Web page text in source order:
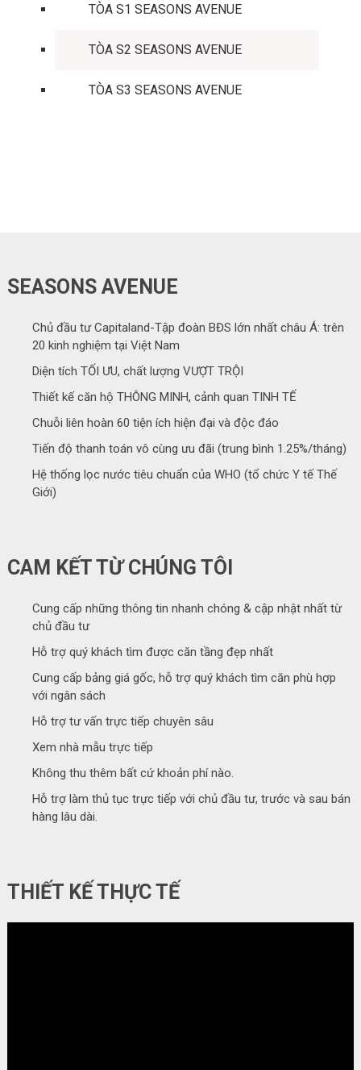
TÒA S1 SEASONS AVENUE
TÒA S2 SEASONS AVENUE
TÒA S3 SEASONS AVENUE
SEASONS AVENUE
Chủ đầu tư Capitaland-Tập đoàn BĐS lớn nhất châu Á: trên
20 kinh nghiệm tại Việt Nam
Diện tích TỐI ƯU, chất lượng VƯỢT TRỘI
Thiết kế căn hộ THÔNG MINH, cảnh quan TINH TẾ
Chuỗi liên hoàn 60 tiện ích hiện đại và độc đáo
Tiến độ thanh toán vô cùng ưu đãi (trung bình 1.25%/tháng)
Hệ thống lọc nước tiêu chuẩn của WHO (tổ chức Y tế Thế
Giới)
CAM KẾT TỪ CHÚNG TÔI
Cung cấp những thông tin nhanh chóng & cập nhật nhất từ
chủ đầu tư
Hỗ trợ quý khách tìm được căn tầng đẹp nhất
Cung cấp bảng giá gốc, hỗ trợ quý khách tìm căn phù hợp
với ngân sách
Hỗ trợ tư vấn trực tiếp chuyên sâu
Xem nhà mẫu trực tiếp
Không thu thêm bất cứ khoản phí nào.
Hỗ trợ làm thủ tục trực tiếp với chủ đầu tư, trước và sau bán
hàng lâu dài.
THIẾT KẾ THỰC TẾ